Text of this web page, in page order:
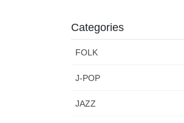
Categories
FOLK
J-POP
JAZZ